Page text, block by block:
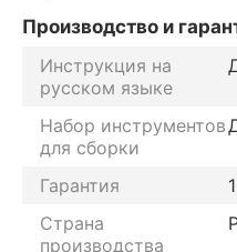
Производство и
Инструкция на
русском языке
Набор инструментов
для сборки
Гарантия
Страна
производства